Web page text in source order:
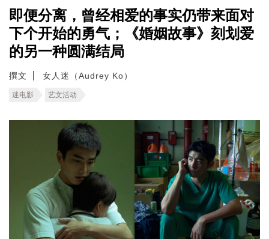
即便分离，曾经相爱的事实仍带来面对
下个开始的勇气；《婚姻故事》刻划爱
的另一种圆满结局
撰文 女人迷（Audrey Ko）
迷电影 艺文活动